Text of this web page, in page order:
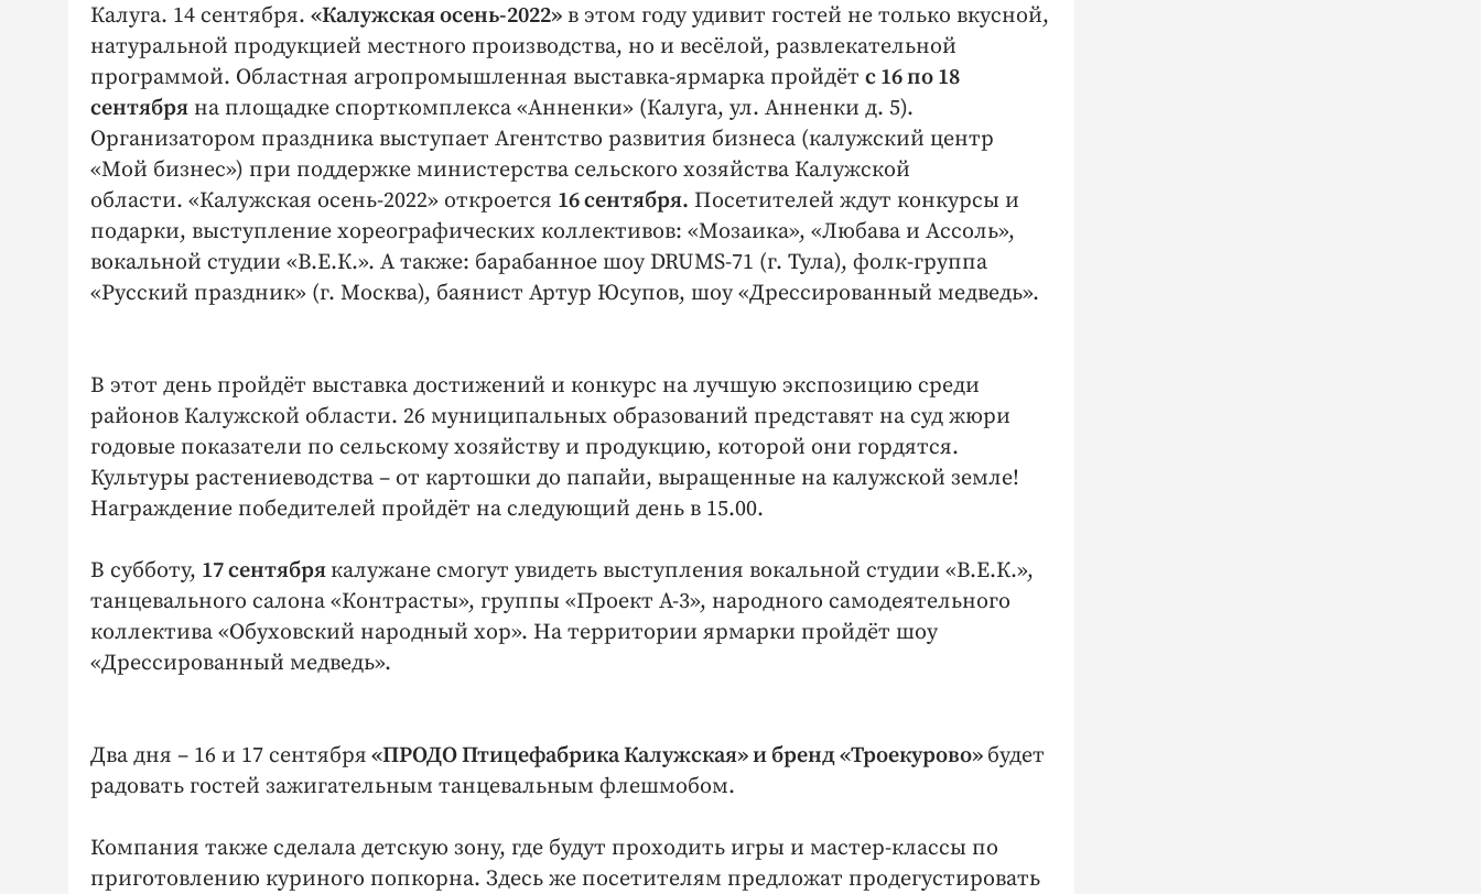
Калуга. 14 сентября. «Калужская осень-2022» в этом году удивит гостей не только вкусной,
натуральной продукцией местного производства, но и весёлой, развлекательной
программой. Областная агропромышленная выставка-ярмарка пройдёт с 16 по 18
сентября на площадке спорткомплекса «Анненки» (Калуга, ул. Анненки д. 5).
Организатором праздника выступает Агентство развития бизнеса (калужский центр
«Мой бизнес») при поддержке министерства сельского хозяйства Калужской
области. «Калужская осень-2022» откроется 16 сентября. Посетителей ждут конкурсы и
подарки, выступление хореографических коллективов: «Мозаика», «Любава и Ассоль»,
вокальной студии «В.Е.К.». А также: барабанное шоу DRUMS-71 (г. Тула), фолк-группа
«Русский праздник» (г. Москва), баянист Артур Юсупов, шоу «Дрессированный медведь».
В этот день пройдёт выставка достижений и конкурс на лучшую экспозицию среди
районов Калужской области. 26 муниципальных образований представят на суд жюри
годовые показатели по сельскому хозяйству и продукцию, которой они гордятся.
Культуры растениеводства – от картошки до папайи, выращенные на калужской земле!
Награждение победителей пройдёт на следующий день в 15.00.
В субботу, 17 сентября калужане смогут увидеть выступления вокальной студии «В.Е.К.»,
танцевального салона «Контрасты», группы «Проект А-3», народного самодеятельного
коллектива «Обуховский народный хор». На территории ярмарки пройдёт шоу
«Дрессированный медведь».
Два дня – 16 и 17 сентября «ПРОДО Птицефабрика Калужская» и бренд «Троекурово» будет
радовать гостей зажигательным танцевальным флешмобом.
Компания также сделала детскую зону, где будут проходить игры и мастер-классы по
приготовлению куриного попкорна. Здесь же посетителям предложат продегустировать